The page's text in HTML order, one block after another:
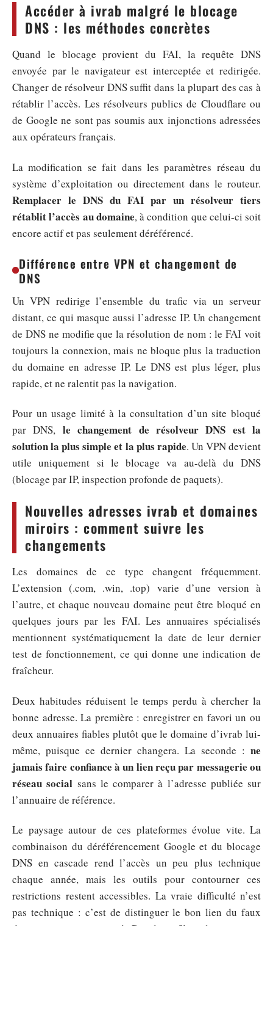
Accéder à ivrab malgré le blocage
DNS : les méthodes concrètes
Quand le blocage provient du FAI, la requête DNS
envoyée par le navigateur est interceptée et redirigée.
Changer de résolveur DNS suffit dans la plupart des cas à
rétablir l’accès. Les résolveurs publics de Cloudflare ou
de Google ne sont pas soumis aux injonctions adressées
aux opérateurs français.
La modification se fait dans les paramètres réseau du
système d’exploitation ou directement dans le routeur.
Remplacer le DNS du FAI par un résolveur tiers
rétablit l’accès au domaine, à condition que celui-ci soit
encore actif et pas seulement déréférencé.
Différence entre VPN et changement de
DNS
Un VPN redirige l’ensemble du trafic via un serveur
distant, ce qui masque aussi l’adresse IP. Un changement
de DNS ne modifie que la résolution de nom : le FAI voit
toujours la connexion, mais ne bloque plus la traduction
du domaine en adresse IP. Le DNS est plus léger, plus
rapide, et ne ralentit pas la navigation.
Pour un usage limité à la consultation d’un site bloqué
par DNS, le changement de résolveur DNS est la
solution la plus simple et la plus rapide. Un VPN devient
utile uniquement si le blocage va au-delà du DNS
(blocage par IP, inspection profonde de paquets).
Nouvelles adresses ivrab et domaines
miroirs : comment suivre les
changements
Les domaines de ce type changent fréquemment.
L’extension (.com, .win, .top) varie d’une version à
l’autre, et chaque nouveau domaine peut être bloqué en
quelques jours par les FAI. Les annuaires spécialisés
mentionnent systématiquement la date de leur dernier
test de fonctionnement, ce qui donne une indication de
fraîcheur.
Deux habitudes réduisent le temps perdu à chercher la
bonne adresse. La première : enregistrer en favori un ou
deux annuaires fiables plutôt que le domaine d’ivrab lui-
même, puisque ce dernier changera. La seconde : ne
jamais faire confiance à un lien reçu par messagerie ou
réseau social sans le comparer à l’adresse publiée sur
l’annuaire de référence.
Le paysage autour de ces plateformes évolue vite. La
combinaison du déréférencement Google et du blocage
DNS en cascade rend l’accès un peu plus technique
chaque année, mais les outils pour contourner ces
restrictions restent accessibles. La vraie difficulté n’est
pas technique : c’est de distinguer le bon lien du faux
dans un environnement où Google ne filtre plus rien pour